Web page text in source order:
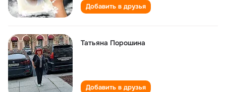
Добавить в друзья
Татьяна Порошина
Добавить в друзья